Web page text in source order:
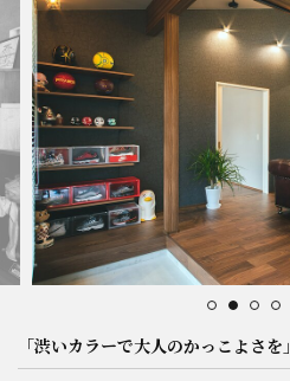
バーチャル内見
スタッフ紹介
会社概要
プライバシーポリシー
施工事例
「渋いカラーで大人のかっこよさを」